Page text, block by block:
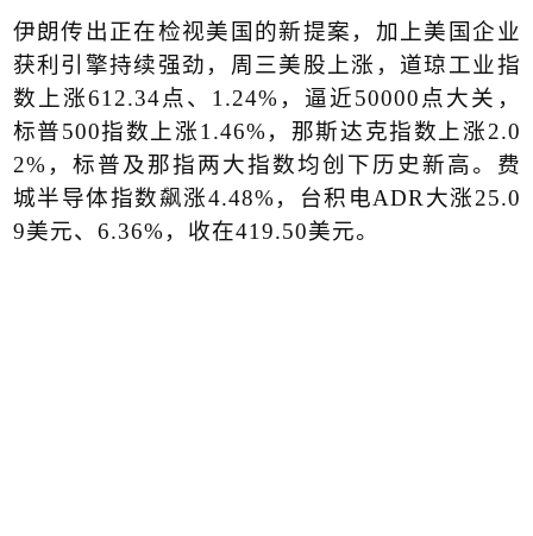
伊朗传出正在检视美国的新提案，加上美国企业
获利引擎持续强劲，周三美股上涨，道琼工业指
数上涨612.34点、 1.24% ，逼近50000 点大关，
标普500指数上涨1.46%，那斯达克指数上涨2.0
2% ，标普及那指两大指数均创下历史新高。费
城半导体指数飙涨4.48%，台积电ADR大涨25.0
9美元、 6.36%，收在419.50美元。